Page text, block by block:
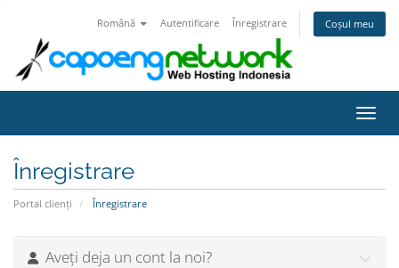
Română Autentificare Înregistrare Coșul meu
Înregistrare
Portal clienți Înregistrare
Aveți deja un cont la noi?